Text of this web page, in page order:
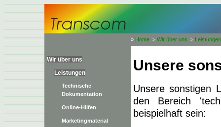
» Home > Wir über uns > Leistungen
Wir über uns
Leistungen
Technische
Dokumentation
Online-Hilfen
Marketingmaterial
Unsere
Unsere sonstigen
den Bereich
beispielhaft sein: